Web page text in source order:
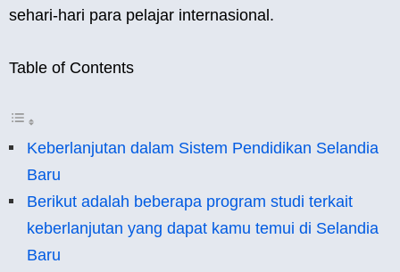
sehari-hari para pelajar internasional.
Table of Contents
Keberlanjutan dalam Sistem Pendidikan Selandia
Baru
Berikut adalah beberapa program studi terkait
keberlanjutan yang dapat kamu temui di Selandia
Baru